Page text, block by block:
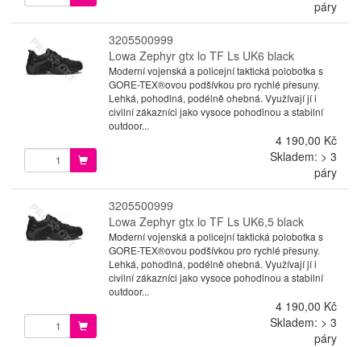
páry
3205500999
Lowa Zephyr gtx lo TF Ls UK6 black
Moderní vojenská a policejní taktická polobotka s
GORE-TEX®ovou podšívkou pro rychlé přesuny.
Lehká, pohodlná, podélně ohebná. Využívají jí i
civilní zákazníci jako vysoce pohodlnou a stabilní
outdoor...
4 190,00 Kč
Skladem: > 3
páry
3205500999
Lowa Zephyr gtx lo TF Ls UK6,5 black
Moderní vojenská a policejní taktická polobotka s
GORE-TEX®ovou podšívkou pro rychlé přesuny.
Lehká, pohodlná, podélně ohebná. Využívají jí i
civilní zákazníci jako vysoce pohodlnou a stabilní
outdoor...
4 190,00 Kč
Skladem: > 3
páry